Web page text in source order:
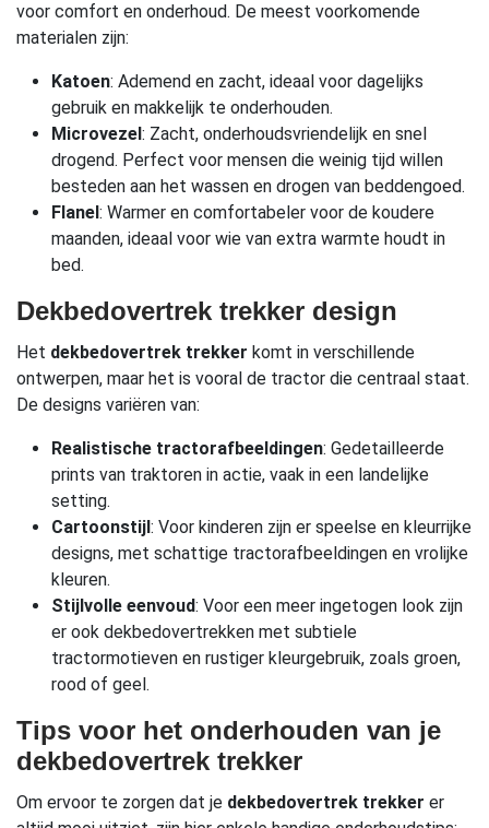
voor comfort en onderhoud. De meest voorkomende
materialen zijn:
Katoen: Ademend en zacht, ideaal voor dagelijks
gebruik en makkelijk te onderhouden.
Microvezel : Zacht, onderhoudsvriendelijk en snel
drogend. Perfect voor mensen die weinig tijd willen
besteden aan het wassen en drogen van beddengoed.
Flanel : Warmer en comfortabeler voor de koudere
maanden, ideaal voor wie van extra warmte houdt in
bed.
Dekbedovertrek trekker design
Het dekbedovertrek trekker komt in verschillende
ontwerpen, maar het is vooral de tractor die centraal staat.
De designs variëren van:
Realistische tractorafbeeldingen: Gedetailleerde
prints van traktoren in actie, vaak in een landelijke
setting.
Cartoonstijl : Voor kinderen zijn er speelse en kleurrijke
designs, met schattige tractorafbeeldingen en vrolijke
kleuren.
Stijlvolle eenvoud: Voor een meer ingetogen look zijn
er ook dekbedovertrekken met subtiele
tractormotieven en rustiger kleurgebruik, zoals groen,
rood of geel.
Tips voor het onderhouden van je
dekbedovertrek trekker
Om ervoor te zorgen dat je dekbedovertrek trekker er